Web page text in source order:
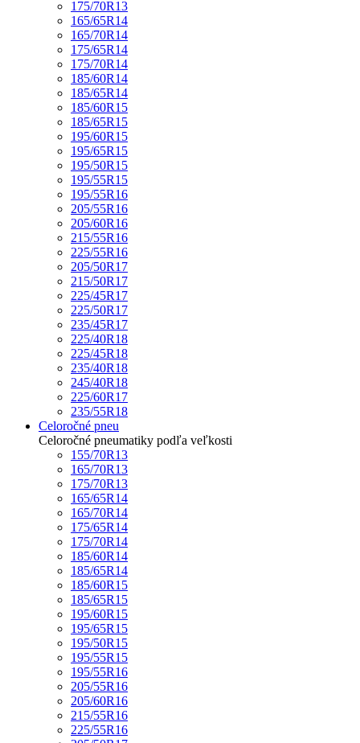
175/70R13
165/65R14
165/70R14
175/65R14
175/70R14
185/60R14
185/65R14
185/60R15
185/65R15
195/60R15
195/65R15
195/50R15
195/55R15
195/55R16
205/55R16
205/60R16
215/55R16
225/55R16
205/50R17
215/50R17
225/45R17
225/50R17
235/45R17
225/40R18
225/45R18
235/40R18
245/40R18
225/60R17
235/55R18
Celoročné pneu
Celoročné pneumatiky podľa veľkosti
155/70R13
165/70R13
175/70R13
165/65R14
165/70R14
175/65R14
175/70R14
185/60R14
185/65R14
185/60R15
185/65R15
195/60R15
195/65R15
195/50R15
195/55R15
195/55R16
205/55R16
205/60R16
215/55R16
225/55R16